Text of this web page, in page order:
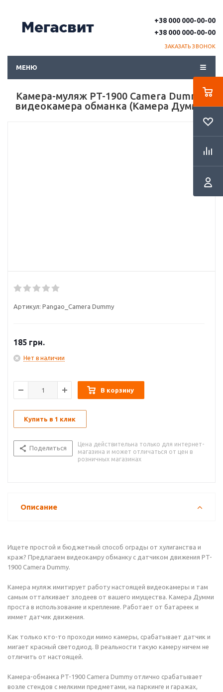
+38 000 000-00-00
+38 000 000-00-00
ЗАКАЗАТЬ ЗВОНОК
МЕНЮ
Камера-муляж PT-1900 Camera Dummy,
видеокамера обманка (Камера Думми)
Артикул: Pangao_Camera Dummy
185 грн.
Нет в наличии
В корзину
Купить в 1 клик
Поделиться
Цена действительна только для интернет-
магазина и может отличаться от цен в
розничных магазинах
Описание
Ищете простой и бюджетный способ ограды от хулиганства и
краж? Предлагаем видеокамру обманку с датчиком движения PT-
1900 Camera Dummy.
Камера муляж имитирует работу настоящей видеокамеры и там
самым отталкивает злодеев от вашего имущества. Камера Думми
проста в использование и крепление. Работает от батареек и
иммет датчик движения.
Как только кто-то проходи мимо камеры, срабатывает датчик и
мигает красный светодиод. В реальности такую камеру ничем не
отличить от настоящей.
Камера-обманка PT-1900 Camera Dummy отлично срабатывает
возле стендов с мелкими предметами, на паркинге и гаражах,